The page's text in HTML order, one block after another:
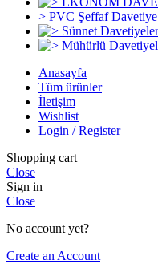
> PVC Şeffaf Davetiye
Anasayfa
Tüm ürünler
İletişim
Wishlist
Login / Register
Shopping cart
Close
Sign in
Close
No account yet?
Create an Account